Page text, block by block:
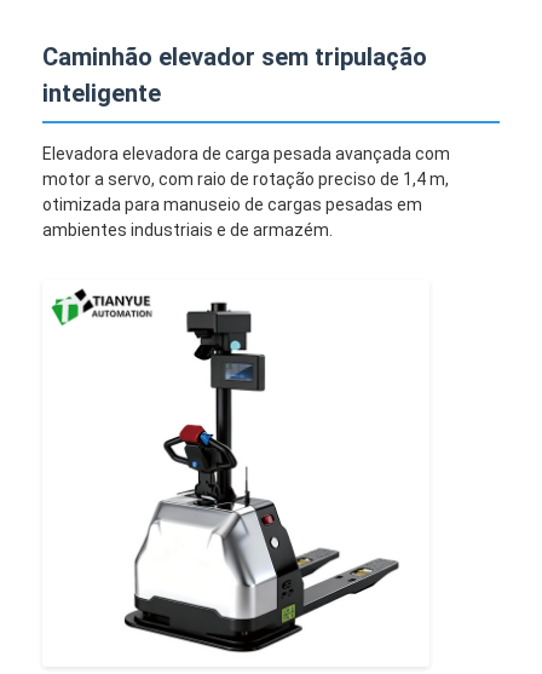
Caminhão elevador sem tripulação
inteligente
Elevadora elevadora de carga pesada avançada com
motor a servo, com raio de rotação preciso de 1,4 m,
otimizada para manuseio de cargas pesadas em
ambientes industriais e de armazém.